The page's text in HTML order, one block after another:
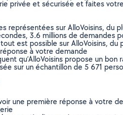
privée et sécurisée et faites
représentées sur AlloVoisins, du
3.6 millions de demandes
est possible sur AlloVoisins, du
à votre demande
qu’AlloVoisins propose un
sur un échantillon de 5 671
une première réponse à